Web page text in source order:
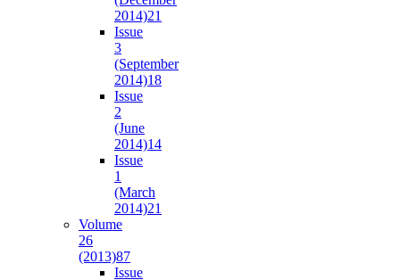
2014)21
Issue
3
(September
2014)18
Issue
2
(June
2014)14
Issue
1
(March
2014)21
Volume
26
(2013)87
Issue